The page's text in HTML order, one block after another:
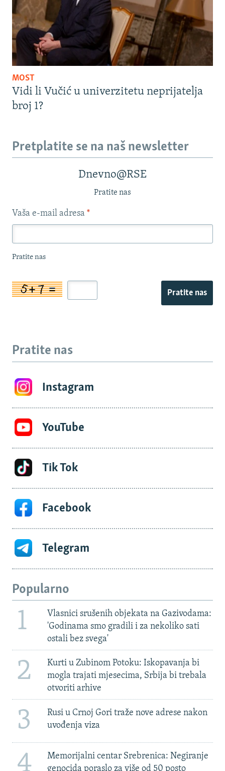
MOST
Vidi li Vučić u univerzitetu neprijatelja
broj 1?
Pretplatite se na naš newsletter
Dnevno@RSE
Pratite nas
Vaša e-mail adresa *
Pratite nas
Pratite nas
Pratite nas
Instagram
YouTube
Tik Tok
Facebook
Telegram
Popularno
1
Vlasnici srušenih objekata na Gazivodama:
'Godinama smo gradili i za nekoliko sati
ostali bez svega'
2
Kurti u Zubinom Potoku: Iskopavanja bi
mogla trajati mjesecima, Srbija bi trebala
otvoriti arhive
3
Rusi u Crnoj Gori traže nove adrese nakon
uvođenja viza
4
Memorijalni centar Srebrenica: Negiranje
genocida poraslo za više od 50 posto